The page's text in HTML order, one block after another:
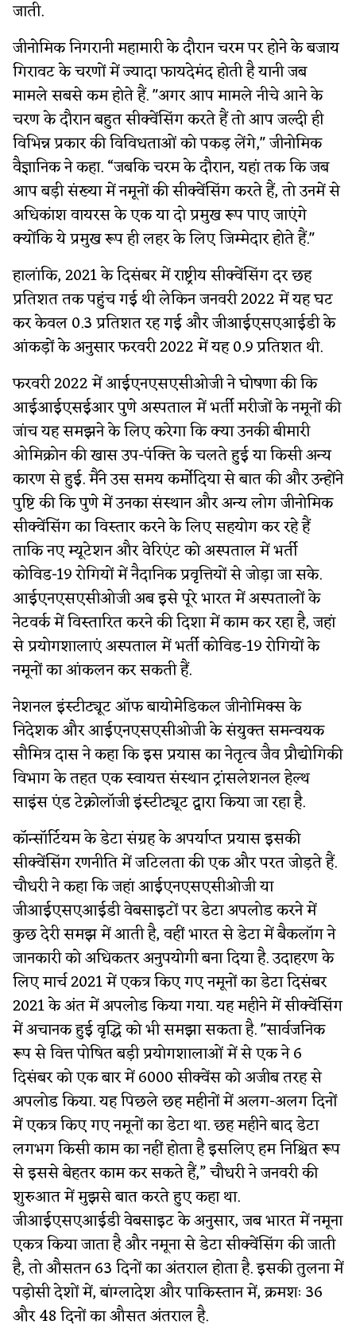
जाती.
जीनोमिक निगरानी महामारी के दौरान चरम पर होने के बजाय
गिरावट के चरणों में ज्यादा फायदेमंद होती है यानी जब
मामले सबसे कम होते हैं. "अगर आप मामले नीचे आने के
चरण के दौरान बहुत सीक्वेंसिंग करते हैं तो आप जल्दी ही
विभिन्न प्रकार की विविधताओं को पकड़ लेंगे," जीनोमिक
वैज्ञानिक ने कहा. “जबकि चरम के दौरान, यहां तक कि जब
आप बड़ी संख्या में नमूनों की सीक्वेंसिंग करते हैं, तो उनमें से
अधिकांश वायरस के एक या दो प्रमुख रूप पाए जाएंगे
क्योंकि ये प्रमुख रूप ही लहर के लिए जिम्मेदार होते हैं."
हालांकि, 2021 के दिसंबर में राष्ट्रीय सीक्वेंसिंग दर छह
प्रतिशत तक पहुंच गई थी लेकिन जनवरी 2022 में यह घट
कर केवल 0.3 प्रतिशत रह गई और जीआईएसएआईडी के
आंकड़ों के अनुसार फरवरी 2022 में यह 0.9 प्रतिशत थी.
फरवरी 2022 में आईएनएसएसीओजी ने घोषणा की कि
आईआईएसईआर पुणे अस्पताल में भर्ती मरीजों के नमूनों की
जांच यह समझने के लिए करेगा कि क्या उनकी बीमारी
ओमिक्रोन की खास उप-पंक्ति के चलते हुई या किसी अन्य
कारण से हुई. मैंने उस समय कर्मोदिया से बात की और उन्होंने
पुष्टि की कि पुणे में उनका संस्थान और अन्य लोग जीनोमिक
सीक्वेंसिंग का विस्तार करने के लिए सहयोग कर रहे हैं
ताकि नए म्यूटेशन और वेरिएंट को अस्पताल में भर्ती
कोविड-19 रोगियों में नैदानिक प्रवृत्तियों से जोड़ा जा सके.
आईएनएसएसीओजी अब इसे पूरे भारत में अस्पतालों के
नेटवर्क में विस्तारित करने की दिशा में काम कर रहा है, जहां
से प्रयोगशालाएं अस्पताल में भर्ती कोविड-19 रोगियों के
नमूनों का आंकलन कर सकती हैं.
नेशनल इंस्टीट्यूट ऑफ बायोमेडिकल जीनोमिक्स के
निदेशक और आईएनएसएसीओजी के संयुक्त समन्वयक
सौमित्र दास ने कहा कि इस प्रयास का नेतृत्व जैव प्रौद्योगिकी
विभाग के तहत एक स्वायत्त संस्थान ट्रांसलेशनल हेल्थ
साइंस एंड टेक्नोलॉजी इंस्टीट्यूट द्वारा किया जा रहा है.
कॉन्सॉर्टियम के डेटा संग्रह के अपर्याप्त प्रयास इसकी
सीक्वेंसिंग रणनीति में जटिलता की एक और परत जोड़ते हैं.
चौधरी ने कहा कि जहां आईएनएसएसीओजी या
जीआईएसएआईडी वेबसाइटों पर डेटा अपलोड करने में
कुछ देरी समझ में आती है, वहीं भारत से डेटा में बैकलॉग ने
जानकारी को अधिकतर अनुपयोगी बना दिया है. उदाहरण के
लिए मार्च 2021 में एकत्र किए गए नमूनों का डेटा दिसंबर
2021 के अंत में अपलोड किया गया. यह महीने में सीक्वेंसिंग
में अचानक हुई वृद्धि को भी समझा सकता है. "सार्वजनिक
रूप से वित्त पोषित बड़ी प्रयोगशालाओं में से एक ने 6
दिसंबर को एक बार में 6000 सीक्वेंस को अजीब तरह से
अपलोड किया. यह पिछले छह महीनों में अलग-अलग दिनों
में एकत्र किए गए नमूनों का डेटा था. छह महीने बाद डेटा
लगभग किसी काम का नहीं होता है इसलिए हम निश्चित रूप
से इससे बेहतर काम कर सकते हैं,” चौधरी ने जनवरी की
शुरुआत में मुझसे बात करते हुए कहा था.
जीआईएसएआईडी वेबसाइट के अनुसार, जब भारत में नमूना
एकत्र किया जाता है और नमूना से डेटा सीक्वेंसिंग की जाती
है, तो औसतन 63 दिनों का अंतराल होता है. इसकी तुलना में
पड़ोसी देशों में, बांग्लादेश और पाकिस्तान में, क्रमशः 36
और 48 दिनों का औसत अंतराल है.